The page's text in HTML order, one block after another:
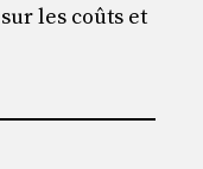
les coûts et